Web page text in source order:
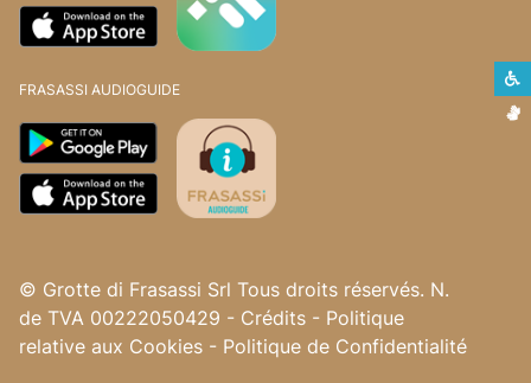
FRASASSI AUDIOGUIDE
© Grotte di Frasassi Srl Tous droits réservés. N.
de TVA 00222050429 - Crédits - Politique
relative aux Cookies - Politique de Confidentialité